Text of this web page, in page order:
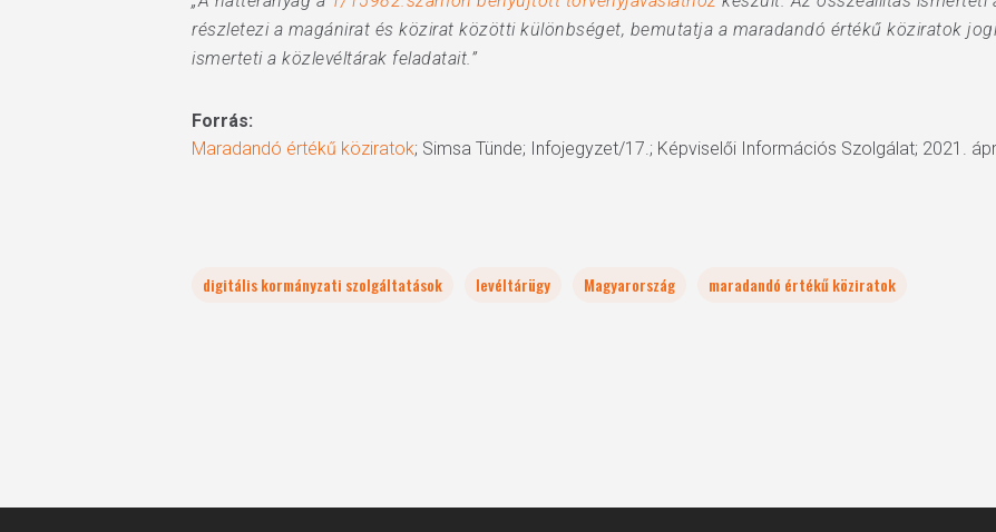
részletezi a magánirat és közirat közötti különbséget, bemutatja a maradandó értékű köziratok
ismerteti a közlevéltárak feladatait.”
Forrás:
Maradandó értékű köziratok; Simsa Tünde; Infojegyzet/17.; Képviselői Információs Szolgálat; 2021.
digitális kormányzati szolgáltatások levéltárügy Magyarország maradandó értékű köziratok